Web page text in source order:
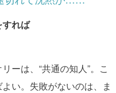
すれば
ーは、“共通の知人”。こ
い。失敗がないのは、ま